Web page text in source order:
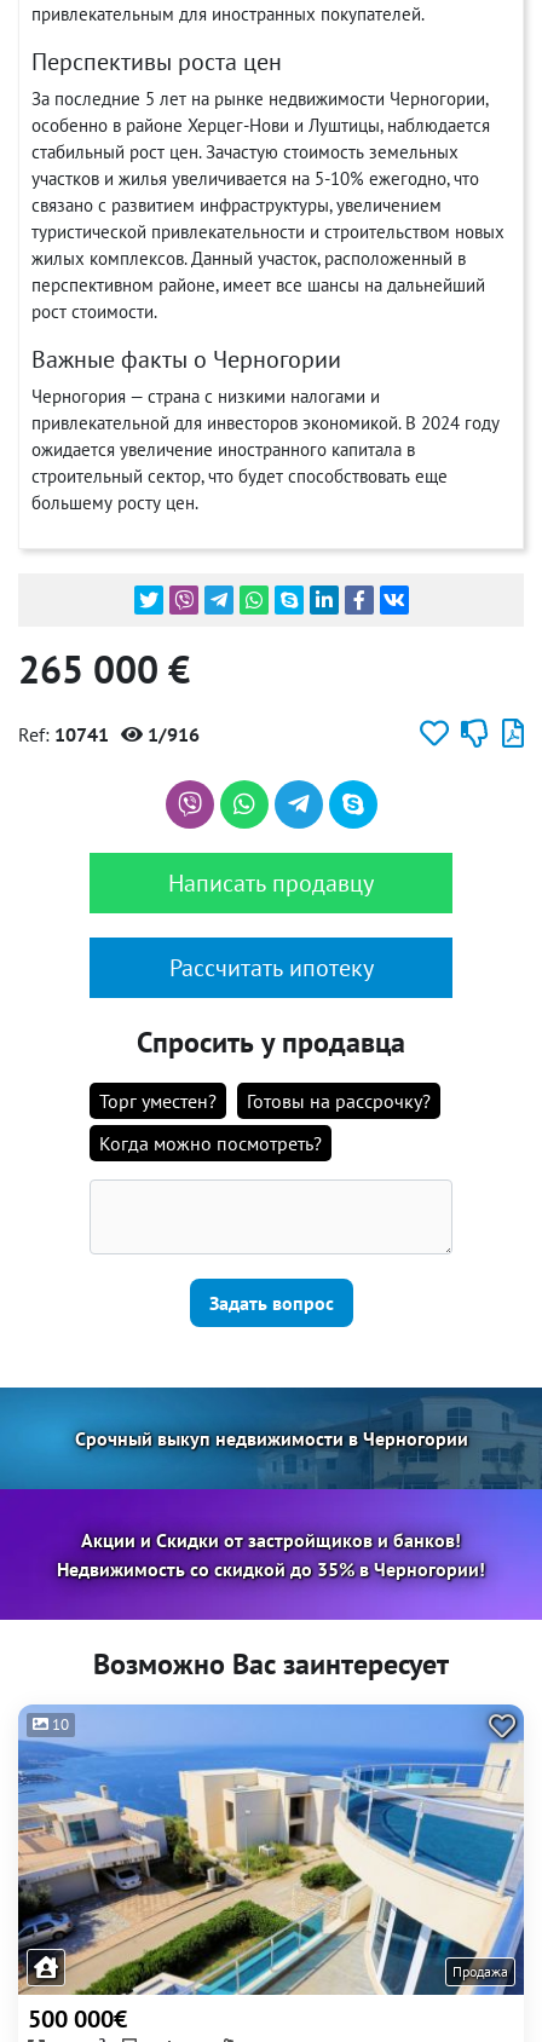
привлекательным для иностранных покупателей.
Перспективы роста цен
За последние 5 лет на рынке недвижимости Черногории,
особенно в районе Херцег-Нови и Луштицы, наблюдается
стабильный рост цен. Зачастую стоимость земельных
участков и жилья увеличивается на 5-10% ежегодно, что
связано с развитием инфраструктуры, увеличением
туристической привлекательности и строительством новых
жилых комплексов. Данный участок, расположенный в
перспективном районе, имеет все шансы на дальнейший
рост стоимости.
Важные факты о Черногории
Черногория — страна с низкими налогами и
привлекательной для инвесторов экономикой. В 2024 году
ожидается увеличение иностранного капитала в
строительный сектор, что будет способствовать еще
большему росту цен.
265 000 €
Ref: 10741 1/916
Написать продавцу
Рассчитать ипотеку
Спросить у продавца
Торг уместен?
Готовы на рассрочку?
Когда можно посмотреть?
Задать вопрос
Срочный выкуп недвижимости в Черногории
Акции и Скидки от застройщиков и банков!
Недвижимость со скидкой до 35% в Черногории!
Возможно Вас заинтересует
10
Продажа
500 000€